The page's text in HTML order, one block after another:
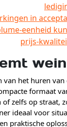
in
eenheid
prijs-
van het huren
formaat
zelfs op straat,
ideaal voor
praktische